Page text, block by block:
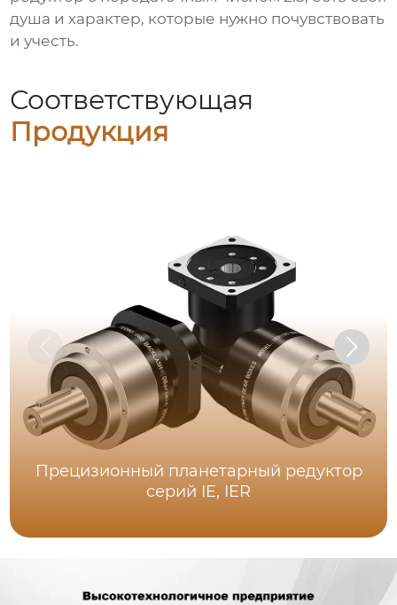
душа и характер, которые нужно почувствовать
и учесть.
Соответствующая
Продукция
Прецизионный планетарный редуктор
серий IE, IER